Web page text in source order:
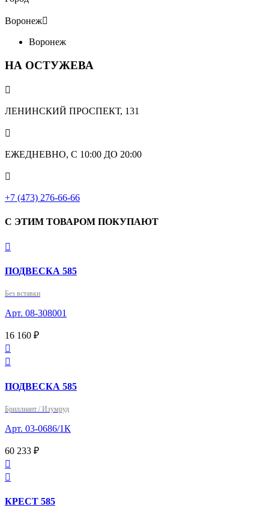
Воронеж
Воронеж
НА ОСТУЖЕВА

ЛЕНИНСКИЙ ПРОСПЕКТ, 131

ЕЖЕДНЕВНО, С 10:00 ДО 20:00

+7 (473) 276-66-66
С ЭТИМ ТОВАРОМ ПОКУПАЮТ

ПОДВЕСКА 585
Без вставки
Арт. 08-308001
16 160 ₽


ПОДВЕСКА 585
Бриллиант / Изумруд
Арт. 03-0686/1К
60 233 ₽


КРЕСТ 585